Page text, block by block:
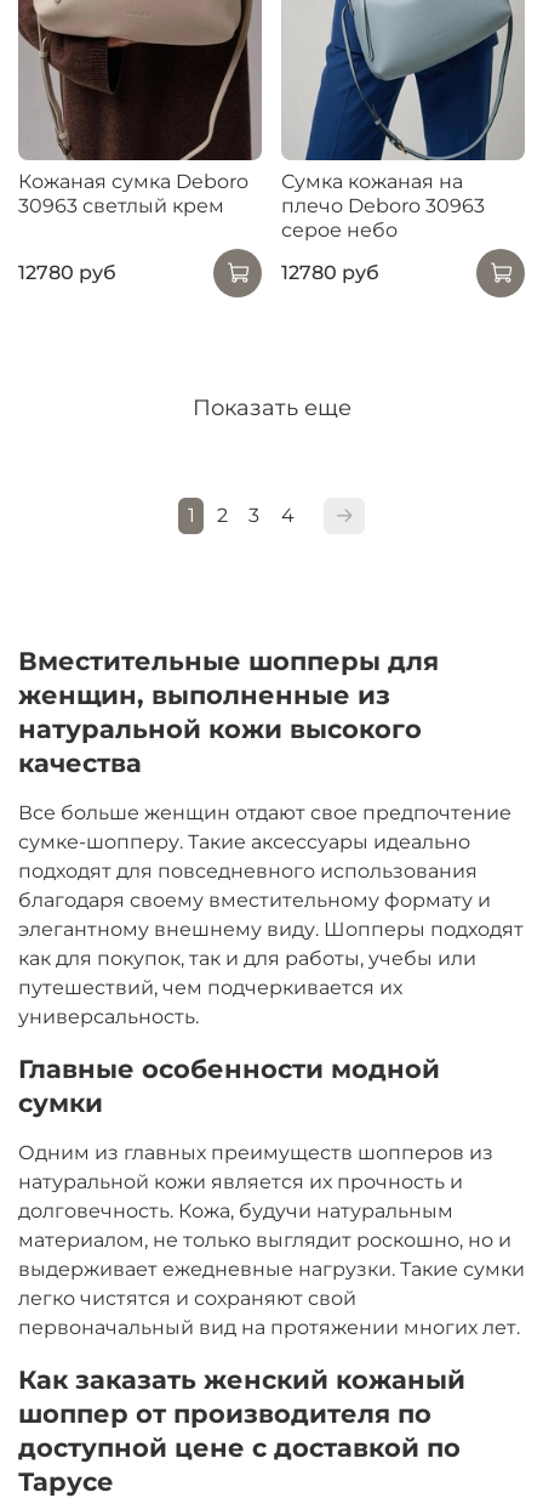
Кожаная сумка Deboro
30963 светлый крем
12780 руб
Сумка кожаная на
плечо Deboro 30963
серое небо
12780 руб
Показать еще
1 2 3 4
Вместительные шопперы для
женщин, выполненные из
натуральной кожи высокого
качества
Все больше женщин отдают свое предпочтение
сумке-шопперу. Такие аксессуары идеально
подходят для повседневного использования
благодаря своему вместительному формату и
элегантному внешнему виду. Шопперы подходят
как для покупок, так и для работы, учебы или
путешествий, чем подчеркивается их
универсальность.
Главные особенности модной
сумки
Одним из главных преимуществ шопперов из
натуральной кожи является их прочность и
долговечность. Кожа, будучи натуральным
материалом, не только выглядит роскошно, но и
выдерживает ежедневные нагрузки. Такие сумки
легко чистятся и сохраняют свой
первоначальный вид на протяжении многих лет.
Как заказать женский кожаный
шоппер от производителя по
доступной цене с доставкой по
Тарусе